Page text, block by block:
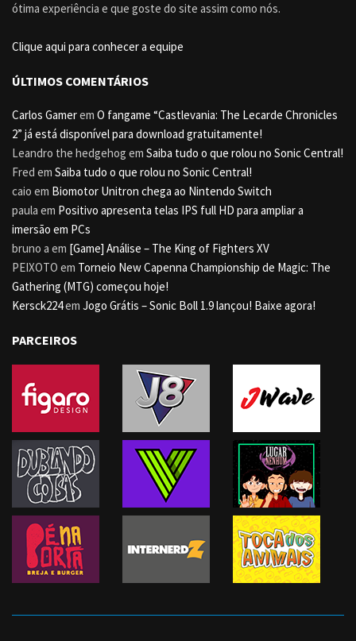
ótima experiência e que goste do site assim como nós.
Clique aqui para conhecer a equipe
ÚLTIMOS COMENTÁRIOS
Carlos Gamerem O fangame “Castlevania: The Lecarde Chronicles
2” já está disponível para download gratuitamente!
Leandro the hedgehog em Saiba tudo o que rolou no Sonic Central!
Fred em Saiba tudo o que rolou no Sonic Central!
caio em Biomotor Unitron chega ao Nintendo Switch
paula em Positivo apresenta telas IPS full HD para ampliar a
imersão em PCs
bruno a em [Game] Análise – The King of Fighters XV
PEIXOTO em Torneio New Capenna Championship de Magic: The
Gathering (MTG) começou hoje!
Kersck224em Jogo Grátis – Sonic Boll 1.9 lançou! Baixe agora!
PARCEIROS